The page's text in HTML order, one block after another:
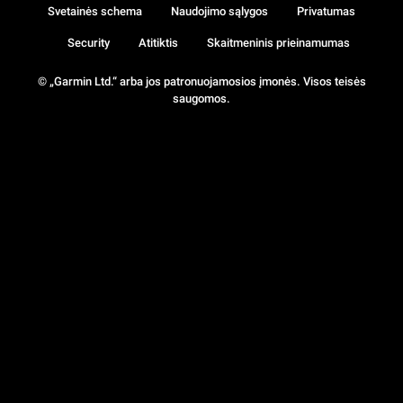
© „Garmin Ltd.“ arba jos patronuojamosios įmonės. Visos teisės
saugomos.
Svetainės schema Naudojimo sąlygos Privatumas
Security Atitiktis Skaitmeninis prieinamumas